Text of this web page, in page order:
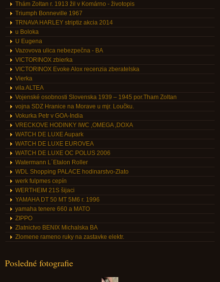
Thám Zoltan r. 1913 žil v Komárno - životopis
Triumph Bonneville 1967
TRNAVA HARLEY striptiz akcia 2014
u Boloka
U Eugena
Vazovova ulica nebezpečna - BA
VICTORINOX zbierka
VICTORINOX Evoke Alox recenzia zberatelska
Vierka
vila ALTEA
Vojenské osobnosti Slovenska 1939 – 1945 por.Tham Zoltan
vojna SDZ Hranice na Morave u mjr. Loučku.
Vokurka Petr v GOA-India
VRECKOVE HODINKY IWC ,OMEGA ,DOXA
WATCH DE LUXE Aupark
WATCH DE LUXE EUROVEA
WATCH DE LUXE OC POLUS 2006
Watermann L´Etalon Roller
WDL Shopping PALACE hodinarstvo-Zlato
werk fulpmes cepín
WERTHEIM 21S šijaci
YAMAHA DT 50 MT 5M6 r. 1996
yamaha tenere 660 a MATO
ZIPPO
Zlatnictvo BENIX Michalska BA
Zlomene rameno ruky na zastavke elektr.
Posledné fotografie